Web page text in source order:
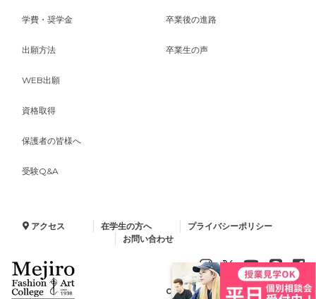
学費・奨学金
出願方法
WEB出願
資格取得
保護者の皆様へ
受験Q&A
卒業後の進路
卒業生の声
アクセス 在学生の方へ
プライバシーポリシー
お問い合わせ
Copyright © 2024 Minelva Gakuen.